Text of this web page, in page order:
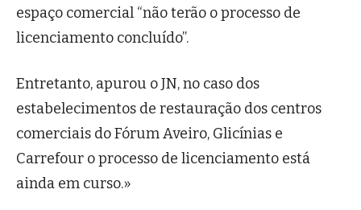
espaço comercial “não terão o processo de
licenciamento concluído”.
Entretanto, apurou o JN, no caso dos
estabelecimentos de restauração dos centros
comerciais do Fórum Aveiro, Glicínias e
Carrefour o processo de licenciamento está
ainda em curso.»